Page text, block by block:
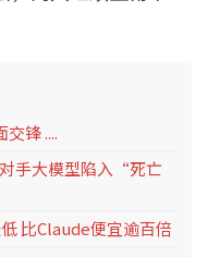
锋 ....
手大模型陷入“死亡
比Claude便宜逾百倍